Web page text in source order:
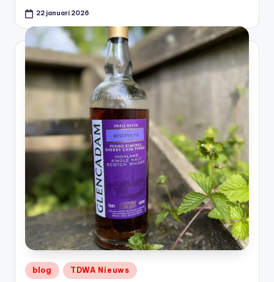
22 januari 2026
Geplaatst
blog TDWA Nieuws